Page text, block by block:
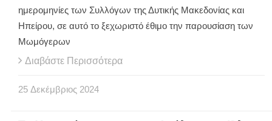
ημερομηνίες των Συλλόγων της Δυτικής Μακεδονίας και
Ηπείρου, σε αυτό το ξεχωριστό έθιμο την παρουσίαση των
Μωμόγερων
Διαβάστε Περισσότερα
25 Δεκέμβριος 2024